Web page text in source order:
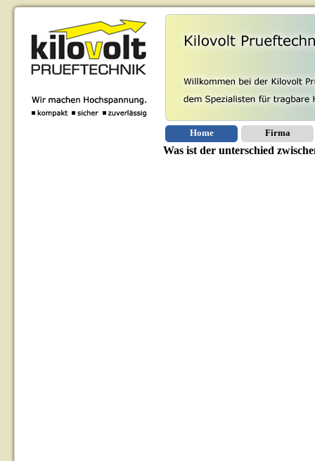
Home Firma
Was ist der unterschied